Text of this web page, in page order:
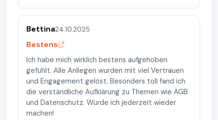
Bettina24.10.2025
Bestens
Ich habe mich wirklich bestens aufgehoben
gefühlt. Alle Anliegen wurden mit viel Vertrauen
und Engagement gelöst. Besonders toll fand ich
die verständliche Aufklärung zu Themen wie AGB
und Datenschutz. Würde ich jederzeit wieder
machen!